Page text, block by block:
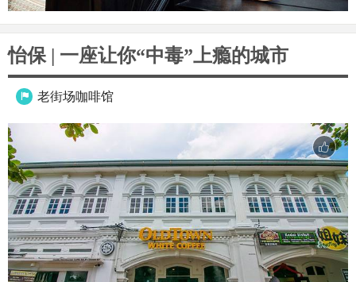
怡保 | 一座让你“中毒”上瘾的城市
 老街场咖啡馆